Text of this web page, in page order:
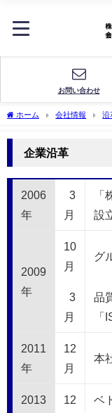
お問い合わせ
ホーム 会社情報 沿
企業沿革
2006
年
3
月
「
設
2009
年
10
月
グ
3
月
品
「
2011
年
12
月
本
2013
12
ベ